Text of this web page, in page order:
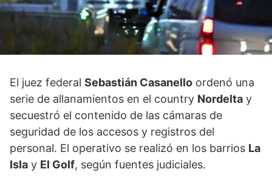
El juez federal Sebastián Casanello ordenó una
serie de allanamientos en el country Nordelta y
secuestró el contenido de las cámaras de
seguridad de los accesos y registros del
personal. El operativo se realizó en los barrios La
Isla y El Golf, según fuentes judiciales.